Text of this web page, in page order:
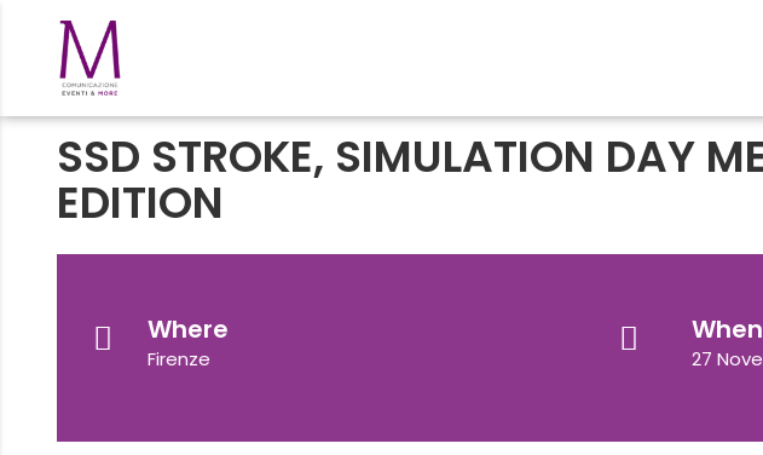
SSD STROKE, SIMULATION DAY
EDITION
Where
Firenze
When
27